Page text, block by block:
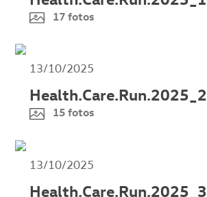
17 fotos
13/10/2025
Health.Care.Run.2025_2
15 fotos
13/10/2025
Health.Care.Run.2025_3